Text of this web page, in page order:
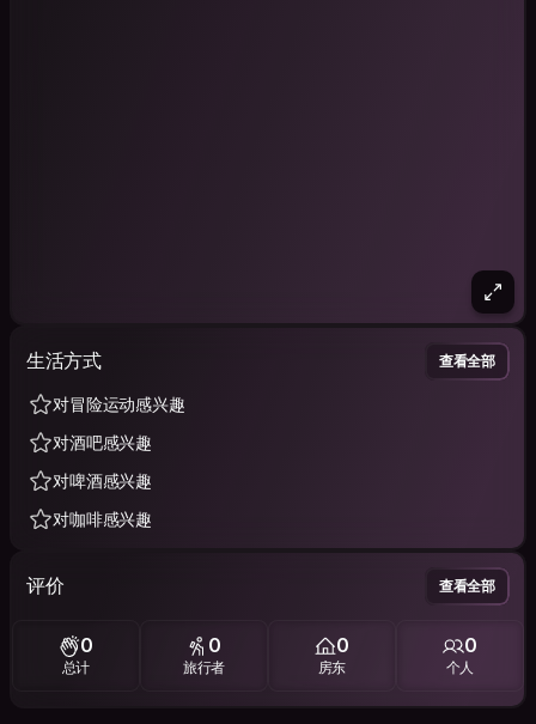
生活方式 查看全部
对冒险运动感兴趣
对酒吧感兴趣
对啤酒感兴趣
对咖啡感兴趣
评价 查看全部
0
总计
0
旅行者
0
房东
0
个人